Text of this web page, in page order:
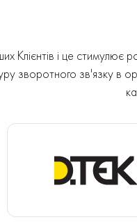
і це стимулює
зворотного зв'язку в